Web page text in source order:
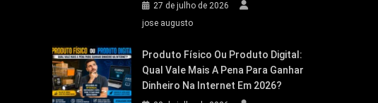
27 de julho de 2026
jose augusto
Produto Físico Ou Produto Digital:
Qual Vale Mais A Pena Para Ganhar
Dinheiro Na Internet Em 2026?